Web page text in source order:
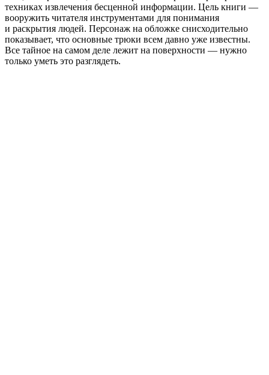
техниках извлечения бесценной информации. Цель книги —
вооружить читателя инструментами для понимания
и раскрытия людей. Персонаж на обложке снисходительно
показывает, что основные трюки всем давно уже известны.
Все тайное на самом деле лежит на поверхности — нужно
только уметь это разглядеть.